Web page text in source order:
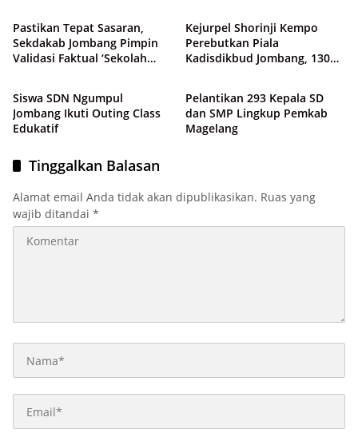
Pastikan Tepat Sasaran,
Sekdakab Jombang Pimpin
Validasi Faktual ‘Sekolah
Kejurpel Shorinji Kempo
Perebutkan Piala
Kadisdikbud Jombang, 130
Pendidikan
Siswa SDN Ngumpul
Jombang Ikuti Outing Class
Edukatif
Pendidikan
Pelantikan 293 Kepala SD
dan SMP Lingkup Pemkab
Magelang
Tinggalkan Balasan
Alamat email Anda tidak akan dipublikasikan. Ruas yang
wajib ditandai *